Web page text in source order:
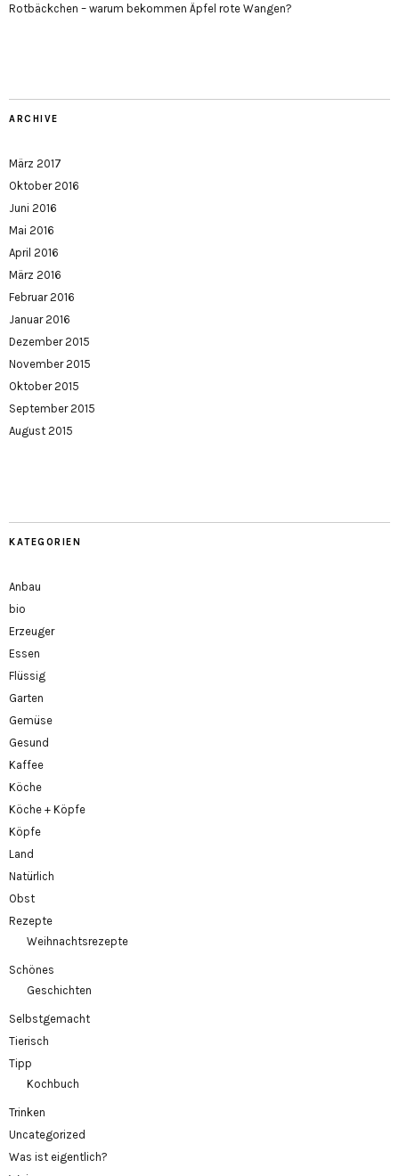
Rotbäckchen – warum bekommen Äpfel rote Wangen?
ARCHIVE
März 2017
Oktober 2016
Juni 2016
Mai 2016
April 2016
März 2016
Februar 2016
Januar 2016
Dezember 2015
November 2015
Oktober 2015
September 2015
August 2015
KATEGORIEN
Anbau
bio
Erzeuger
Essen
Flüssig
Garten
Gemüse
Gesund
Kaffee
Köche
Köche + Köpfe
Köpfe
Land
Natürlich
Obst
Rezepte
Weihnachtsrezepte
Schönes
Geschichten
Selbstgemacht
Tierisch
Tipp
Kochbuch
Trinken
Uncategorized
Was ist eigentlich?